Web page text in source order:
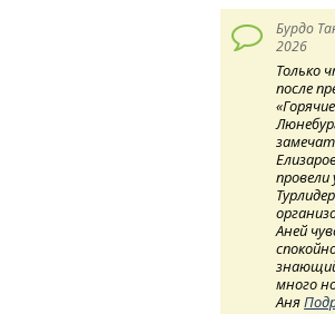
Бурдо
2026
Только
после
провели
Аней
много
Аня